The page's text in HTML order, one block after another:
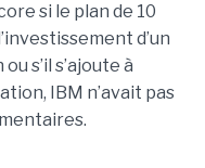
si le plan de 10
d’un
s’il s’ajoute à
IBM n’avait pas